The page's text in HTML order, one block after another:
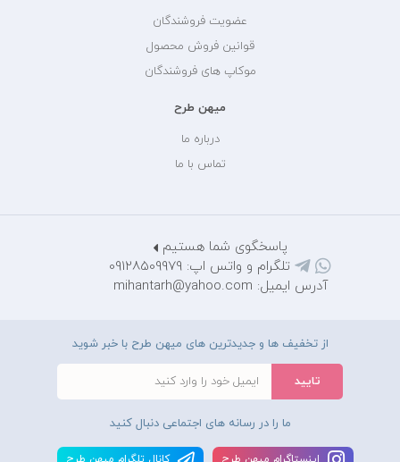
عضویت فروشندگان
قوانین فروش محصول
موکاپ های فروشندگان
میهن طرح
درباره ما
تماس با ما
پاسخگوی شما هستیم
تلگرام و واتس اپ: 09128509979
آدرس ایمیل: mihantarh@yahoo.com
از تخفیف ها و جدیدترین های میهن طرح با خبر شوید
ما را در رسانه های اجتماعی دنبال کنید
اينستاگرام ميهن طرح کانال تلگرام ميهن طرح